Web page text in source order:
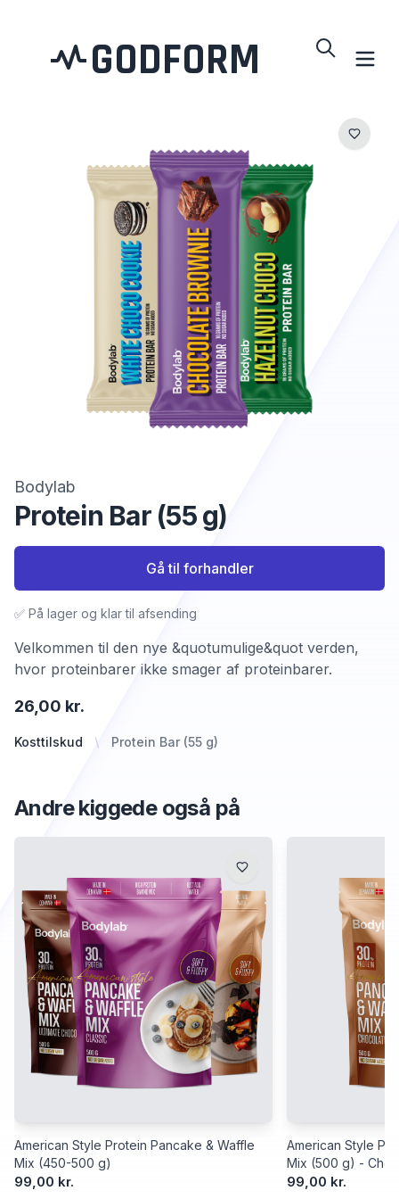
GODFORM
Bodylab
Protein Bar (55 g)
Kosttilskud Protein Bar (55 g)
26,00 kr.
Velkommen til den nye &quotumulige&quot verden,
hvor proteinbarer ikke smager af proteinbarer.
✅ På lager og klar til afsending
Gå til forhandler
Andre kiggede også på
American Style Protein Pancake & Waffle
Mix (450-500 g)
99,00 kr.
American Style
Mix (500 g) -
99,00 kr.